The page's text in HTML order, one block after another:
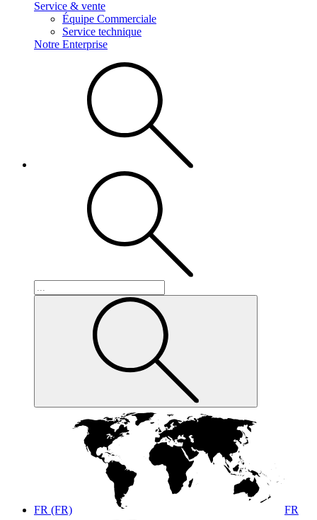
Service & vente
Équipe Commerciale
Service technique
Notre Enterprise
FR (FR) FR